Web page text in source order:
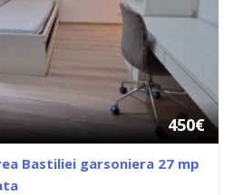
450€
Bastiliei garsoniera 27 mp